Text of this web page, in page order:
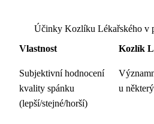
Účinky Kozlíku Lékařského v
Vlastnost
Kozlík
Subjektivní hodnocení
kvality spánku
(lepší/stejné/horší)
u